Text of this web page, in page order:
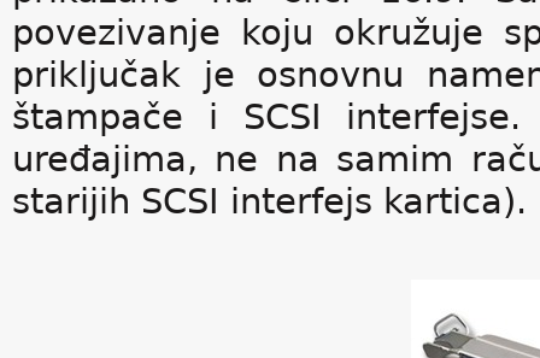
povezivanje koju okružuje
priključak je osnovnu
štampače i SCSI
uređajima, ne na samim
starijih SCSI interfejs kartica).